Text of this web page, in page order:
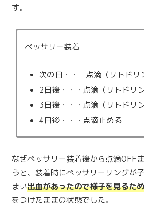
す。
ペッサリー装着
次の日・・・点滴（リトドリ
2日後・・・点滴（リトドリ
3日後・・・点滴（リトドリ
4日後・・・点滴止める
なぜペッサリー装着後から点滴OFF
うと、装着時にペッサリーリングが
まい出血があったので様子を見るため
をつけたままの状態でした。